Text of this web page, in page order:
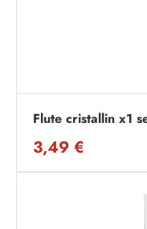
Flute cristallin x1
3,49 €